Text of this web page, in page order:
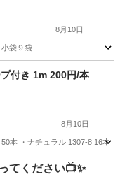
8月10日
袋９袋
他付き 1m 200円/本
8月10日
本 ・ナチュラル 1307-8 16
てください📺✨